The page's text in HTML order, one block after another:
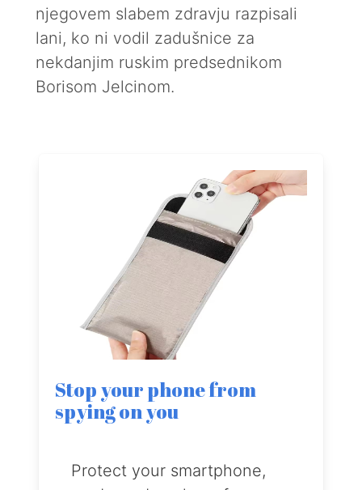
njegovem slabem zdravju razpisali
lani, ko ni vodil zadušnice za
nekdanjim ruskim predsednikom
Borisom Jelcinom.
Stop your phone from
spying on you
Protect your smartphone,